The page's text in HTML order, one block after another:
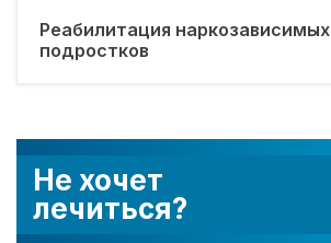
Не хочет
лечиться?
Реабилитация наркозависимых
подростков